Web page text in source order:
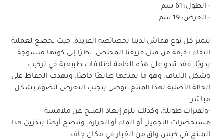
- الطول: 61 سم
- العرض: 19 سم
يتميز كل نوع قماش لدينا بخصائصه الفريدة، حيث يخضع لعملية
انتقاء دقيقة من قبل فريقنا المختص. نظرًا إلى كونها منسوجة
يدويًا، فقد تبدو على هذه الخامة اختلافات طبيعية في تركيب
وشكل الألياف، وهو ما يمنحها طابعًا خاصًا. وبهدف الحفاظ على
الحالة الأصلية لهذا المنتج، نوصي بتجنب التعرض للضوء بشكلٍ
مباشر
-ولفترات طويلة، وكذلك يلزم إبعاد المنتج عن ملامسة
مستحضرات التجميل أو الماء أو الحرارة. وننصح أيضًا بتخزين هذا
المنتج في كيس واقٍ من الغبار في مكان جاف.